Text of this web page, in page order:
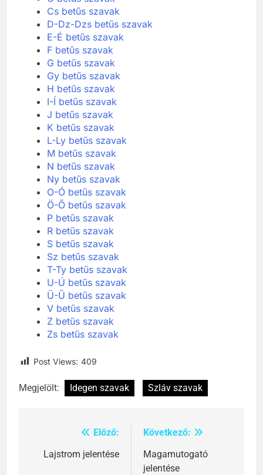
Cs betűs szavak
D-Dz-Dzs betűs szavak
E-É betűs szavak
F betűs szavak
G betűs szavak
Gy betűs szavak
H betűs szavak
I-Í betűs szavak
J betűs szavak
K betűs szavak
L-Ly betűs szavak
M betűs szavak
N betűs szavak
Ny betűs szavak
O-Ó betűs szavak
Ö-Ő betűs szavak
P betűs szavak
R betűs szavak
S betűs szavak
Sz betűs szavak
T-Ty betűs szavak
U-Ú betűs szavak
Ü-Ű betűs szavak
V betűs szavak
Z betűs szavak
Zs betűs szavak
Post Views: 409
Megjelölt: Idegen szavak Szláv szavak
Bejegyzés
navigáció
Előző:
Lajstrom jelentése
Következő:
Magamutogató
jelentése